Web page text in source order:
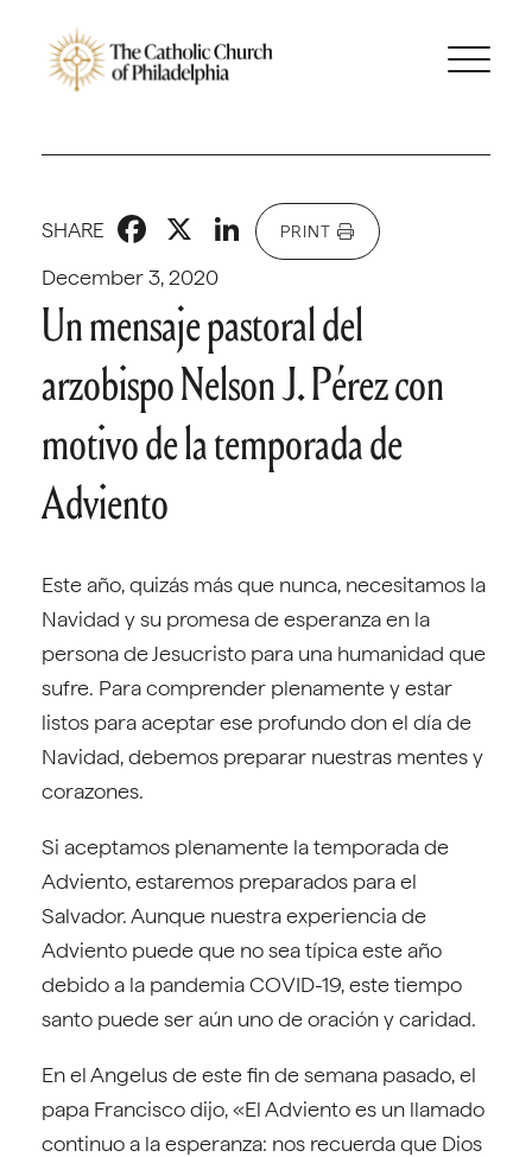
December 3, 2020
SHARE Facebook
X LinkedIn
PRINT
Un mensaje pastoral del
arzobispo Nelson J. Pérez con
motivo de la temporada de
Adviento
Este año, quizás más que nunca, necesitamos la
Navidad y su promesa de esperanza en la
persona de Jesucristo para una humanidad que
sufre. Para comprender plenamente y estar
listos para aceptar ese profundo don el día de
Navidad, debemos preparar nuestras mentes y
corazones.
Si aceptamos plenamente la temporada de
Adviento, estaremos preparados para el
Salvador. Aunque nuestra experiencia de
Adviento puede que no sea típica este año
debido a la pandemia COVID-19, este tiempo
santo puede ser aún uno de oración y caridad.
En el Angelus de este fin de semana pasado, el
papa Francisco dijo, «El Adviento es un llamado
continuo a la esperanza: nos recuerda que Dios